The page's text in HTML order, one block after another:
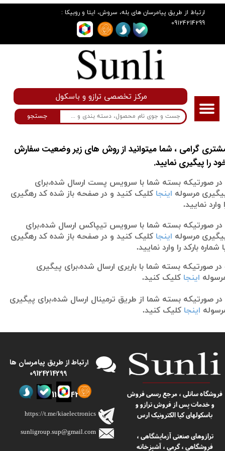
ارتباط از طریق پیامرسان های بله، سروش، ایتا و روبیکا :
09124214299
جستجو
مرکز تخصصی ترازو و باسکول
گرامی ، شما میتوانید از روش های زیر وضعیت سفارش
را پیگیری نمایید.
در صورتیکه بسته شما با سرویس پست ارسال شده،برای
مرسوله اینجا کلیک کنید و در صفحه باز شده کد رهگیری
وارد نمایید.
در صورتیکه بسته شما با سرویس تیپاکس ارسال شده،برای
مرسوله اینجا کلیک کنید و در صفحه باز شده کد رهگیری
شماره بارکد را وارد نمایید.
در صورتیکه بسته شما با باربری ارسال شده،برای پیگیری
اینجا کلیک کنید.
در صورتیکه بسته شما از طریق ترمینال ارسال شده،برای پیگیری
اینجا کلیک کنید.
​​فروشگاه سانلی ، مرجع رسمی فروش
و خدمات پس از فروش ترازو و
باسکولهای کیا الکترونیک ارس
ترازوهای صنعتی آزمایشگاهی ،
فروشگاهی ، گرمی ، آشپزخانه
sunligroup.sup@gmail.com​​​​​​​
https://t.me/kiaelectronics
​​ارتباط از طریق پیامرسان ها
09124214299
09124214299